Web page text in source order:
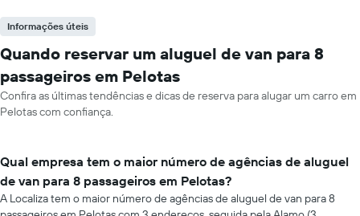
Informações úteis
Quando reservar um aluguel de van para 8
passageiros em Pelotas
Confira as últimas tendências e dicas de reserva para alugar um carro em
Pelotas com confiança.
Qual empresa tem o maior número de agências de aluguel
de van para 8 passageiros em Pelotas?
A Localiza tem o maior número de agências de aluguel de van para 8